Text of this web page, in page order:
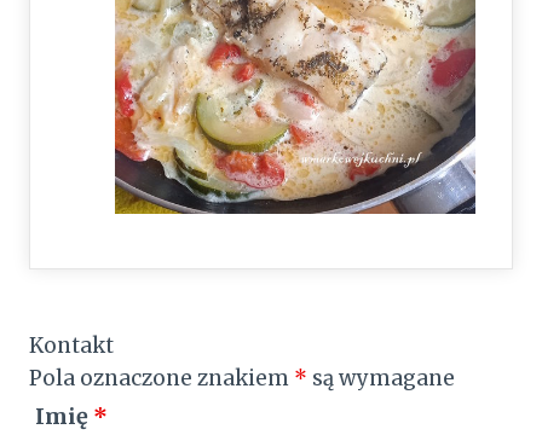
Kontakt
Pola oznaczone znakiem * są wymagane
Imię *